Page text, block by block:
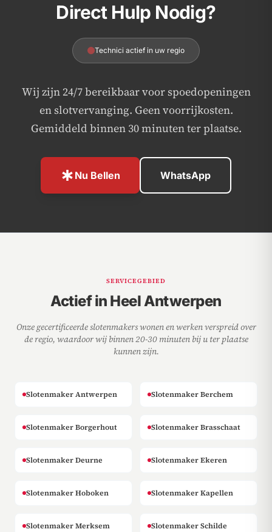
Direct Hulp Nodig?
Technici actief in uw regio
Wij zijn 24/7 bereikbaar voor spoedopeningen
en slotvervanging. Geen voorrijkosten.
Gemiddeld binnen 30 minuten ter plaatse.
emergency Nu Bellen WhatsApp
SERVICEGEBIED
Actief in Heel Antwerpen
Onze gecertificeerde slotenmakers wonen en werken verspreid over
de regio, waardoor wij binnen 20-30 minuten bij u ter plaatse
kunnen zijn.
Slotenmaker Antwerpen Slotenmaker Berchem
Slotenmaker Borgerhout Slotenmaker Brasschaat
Slotenmaker Deurne Slotenmaker Ekeren
Slotenmaker Hoboken Slotenmaker Kapellen
Slotenmaker Merksem Slotenmaker Schilde